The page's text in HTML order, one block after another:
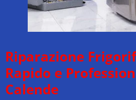
Riparazione
Rapido e
Calende